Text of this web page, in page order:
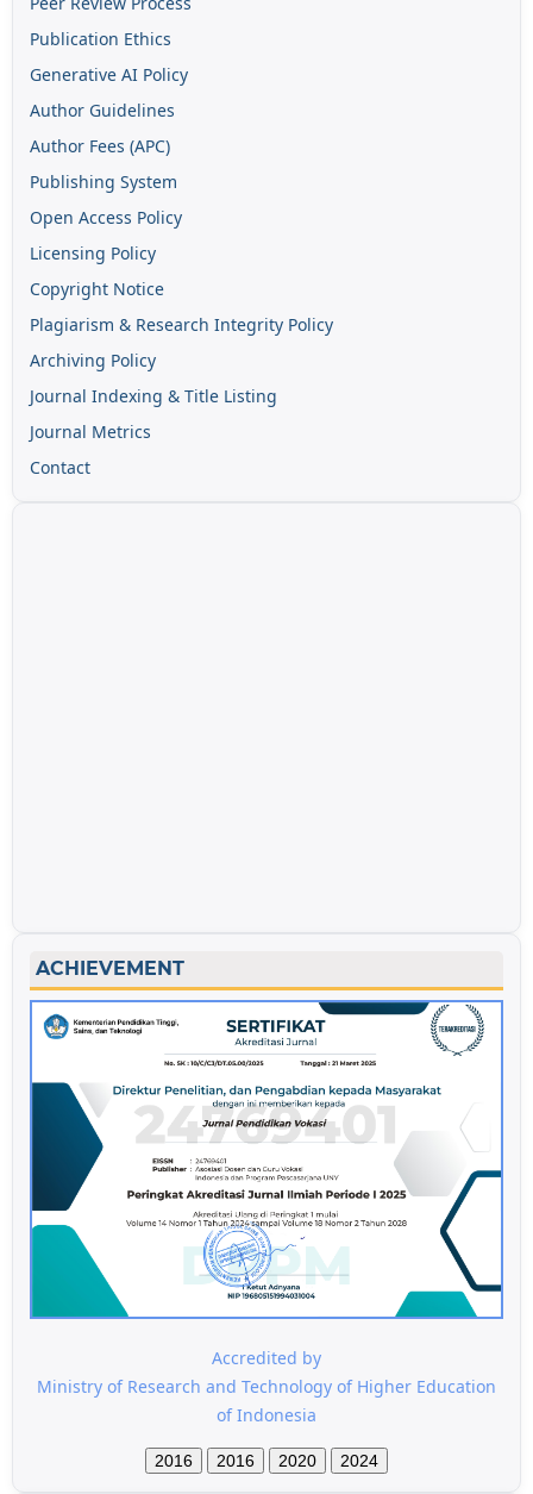
Publication Ethics
Generative AI Policy
Author Guidelines
Author Fees (APC)
Publishing System
Open Access Policy
Licensing Policy
Copyright Notice
Plagiarism & Research Integrity Policy
Archiving Policy
Journal Indexing & Title Listing
Journal Metrics
Contact
ACHIEVEMENT
Accredited by
Ministry of Research and Technology of Higher Education
of Indonesia
2016 2016 2020 2024